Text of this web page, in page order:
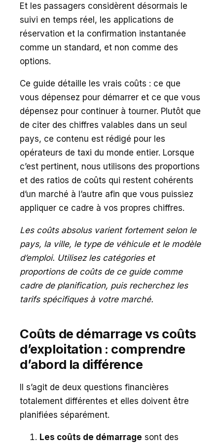
Et les passagers considèrent désormais le
suivi en temps réel, les applications de
réservation et la confirmation instantanée
comme un standard, et non comme des
options.
Ce guide détaille les vrais coûts : ce que
vous dépensez pour démarrer et ce que vous
dépensez pour continuer à tourner. Plutôt que
de citer des chiffres valables dans un seul
pays, ce contenu est rédigé pour les
opérateurs de taxi du monde entier. Lorsque
c’est pertinent, nous utilisons des proportions
et des ratios de coûts qui restent cohérents
d’un marché à l’autre afin que vous puissiez
appliquer ce cadre à vos propres chiffres.
Les coûts absolus varient fortement selon le
pays, la ville, le type de véhicule et le modèle
d’emploi. Utilisez les catégories et
proportions de coûts de ce guide comme
cadre de planification, puis recherchez les
tarifs spécifiques à votre marché.
Coûts de démarrage vs coûts
d’exploitation : comprendre
d’abord la différence
Il s’agit de deux questions financières
totalement différentes et elles doivent être
planifiées séparément.
Les coûts de démarrage sont des